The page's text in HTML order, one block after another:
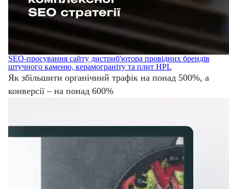
SEO-просування сайту дистриб'ютора провідних брендів
штучного каменю, керамограніту та плит HPL
Як збільшити органічний трафік на понад 500%, а
конверсії – на понад 600%